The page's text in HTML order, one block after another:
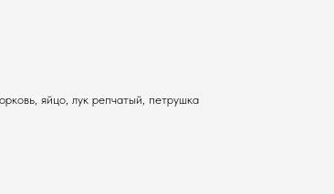
яйцо, лук репчатый, петрушка